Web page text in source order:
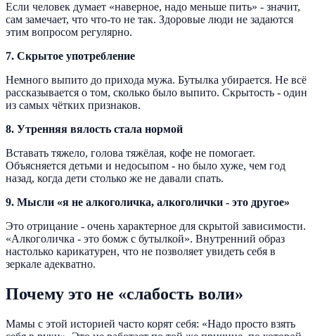
Если человек думает «наверное, надо меньше пить» - значит,
сам замечает, что что-то не так. Здоровые люди не задаются
этим вопросом регулярно.
7. Скрытое употребление
Немного выпито до прихода мужа. Бутылка убирается. Не всё
рассказывается о том, сколько было выпито. Скрытость - один
из самых чётких признаков.
8. Утренняя вялость стала нормой
Вставать тяжело, голова тяжёлая, кофе не помогает.
Объясняется детьми и недосыпом - но было хуже, чем год
назад, когда дети столько же не давали спать.
9. Мысли «я не алкоголичка, алкоголички - это другое»
Это отрицание - очень характерное для скрытой зависимости.
«Алкоголичка - это бомж с бутылкой». Внутренний образ
настолько карикатурен, что не позволяет увидеть себя в
зеркале адекватно.
Почему это не «слабость воли»
Мамы с этой историей часто корят себя: «Надо просто взять